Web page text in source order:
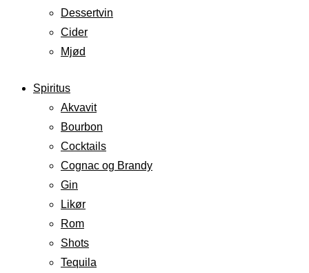
Dessertvin
Cider
Mjød
Spiritus
Akvavit
Bourbon
Cocktails
Cognac og Brandy
Gin
Likør
Rom
Shots
Tequila